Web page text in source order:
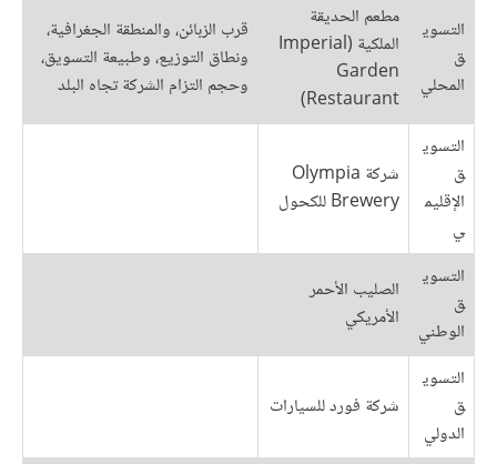
التسوي
ق
المحلي
مطعم الحديقة
الملكية (Imperial
Garden
Restaurant)
قرب الزبائن، والمنطقة الجغرافية،
ونطاق التوزيع، وطبيعة التسويق،
وحجم التزام الشركة تجاه البلد
التسوي
ق
الإقليم
ي
شركة Olympia
Brewery للكحول
التسوي
ق
الوطني
الصليب الأحمر
الأمريكي
التسوي
ق
الدولي
شركة فورد للسيارات